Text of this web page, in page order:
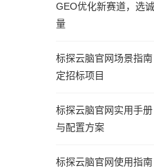
GEO优化新赛道，选
量
标探云脑官网场景指
定招标项目
标探云脑官网实用手
与配置方案
标探云脑官网使用指